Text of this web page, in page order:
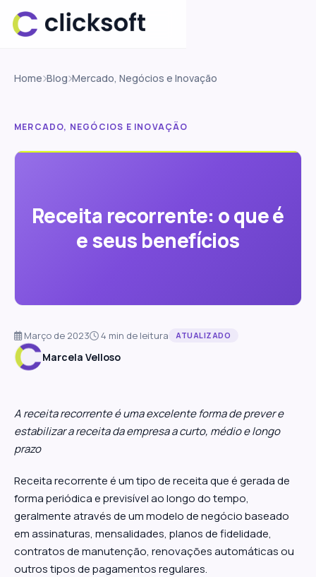
Home Blog Mercado, Negócios e Inovação
MERCADO, NEGÓCIOS E INOVAÇÃO
Receita recorrente: o que é
e seus benefícios
Março de 2023 4 min de leitura ATUALIZADO
Marcela Velloso
A receita recorrente é uma excelente forma de prever e
estabilizar a receita da empresa a curto, médio e longo
prazo
Receita recorrente é um tipo de receita que é gerada de
forma periódica e previsível ao longo do tempo,
geralmente através de um modelo de negócio baseado
em assinaturas, mensalidades, planos de fidelidade,
contratos de manutenção, renovações automáticas ou
outros tipos de pagamentos regulares.